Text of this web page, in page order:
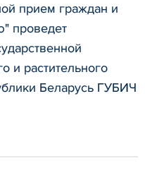
прием граждан и
проведет
и растительного
Беларусь ГУБИЧ